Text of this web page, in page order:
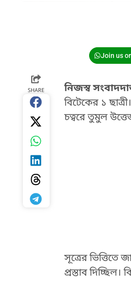
Join us
SHARE নিজস্ব
বিটেকের ১
চত্বরে তুমুল
সূত্রের ভিত্তিতে
প্রস্তাব দিচ্ছিল।